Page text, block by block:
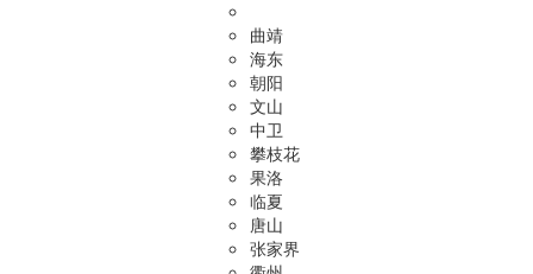
曲靖
海东
朝阳
文山
中卫
攀枝花
果洛
临夏
唐山
张家界